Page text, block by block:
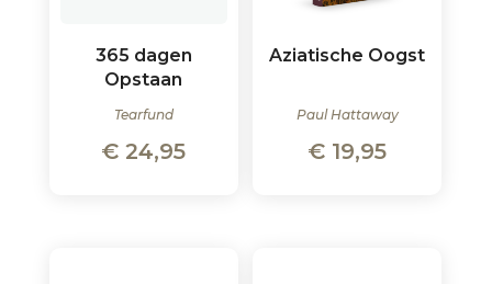
365 dagen
Opstaan
Tearfund
€ 24,95
Aziatische Oogst
Paul Hattaway
€ 19,95